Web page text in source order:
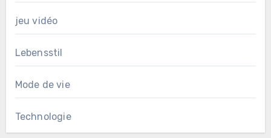
jeu vidéo
Lebensstil
Mode de vie
Technologie